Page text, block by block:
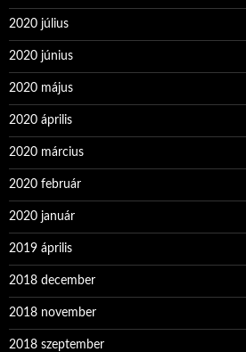
2020 július
2020 június
2020 május
2020 április
2020 március
2020 február
2020 január
2019 április
2018 december
2018 november
2018 szeptember